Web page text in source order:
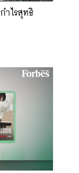
ำไรสุทธิ